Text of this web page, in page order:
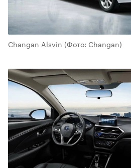
Changan Alsvin (Фото: Changan)